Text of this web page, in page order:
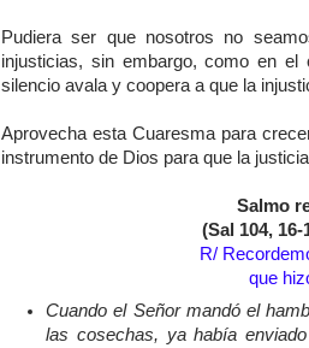
Pudiera ser que nosotros no
injusticias, sin embargo, como en
silencio avala y coopera a que la
Aprovecha esta Cuaresma para
instrumento de Dios para que la
Salmo
(Sal 104, 16-
R/
que
Cuando el Señor mandó el
las cosechas, ya había